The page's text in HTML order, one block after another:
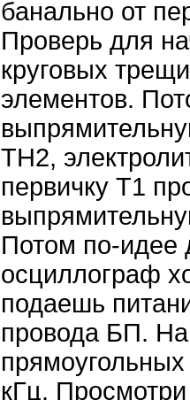
банально от
Проверь для
круговых
элементов.
ТН2,
первичку Т1
Потом по-
осциллограф
подаешь
провода БП.
кГц.